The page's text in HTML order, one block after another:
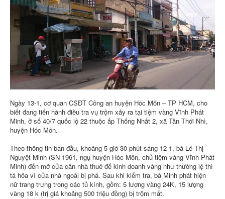
Ngày 13-1, cơ quan CSĐT Công an huyện Hóc Môn – TP HCM, cho
biết đang tiến hành điều tra vụ trộm xảy ra tại tiệm vàng Vĩnh Phát
Minh, ở số 40/7 quốc lộ 22 thuộc ấp Thống Nhất 2, xã Tân Thới Nhì,
huyện Hóc Môn.
Theo thông tin ban đầu, khoảng 5 giờ 30 phút sáng 12-1, bà Lê Thị
Nguyệt Minh (SN 1961, ngụ huyện Hóc Môn, chủ tiệm vàng Vĩnh Phát
Minh) đến mở cửa căn nhà thuê để kinh doanh vàng như thường lệ thì
tá hỏa vì cửa nhà ngoài bị phá. Sau khi kiểm tra, bà Minh phát hiện
nữ trang trưng trong các tủ kính, gồm: 5 lượng vàng 24K, 15 lượng
vàng 18 k (trị giá khoảng 500 triệu đồng) bị trộm mất.